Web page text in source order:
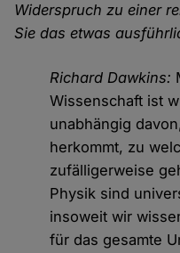
Widerspruch zu einer
Sie das etwas
Richard Dawkins:
Wissenschaft ist
unabhängig
herkommt, zu
zufälligerweise
Physik sind
insoweit wir
für das gesamte